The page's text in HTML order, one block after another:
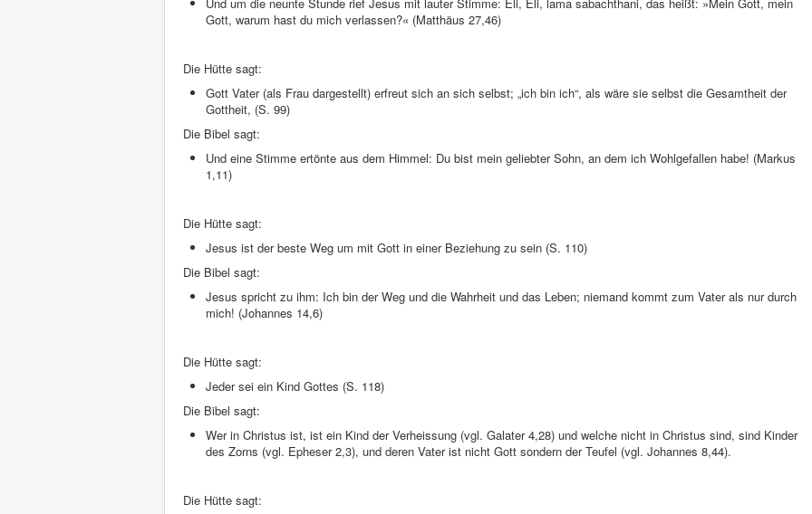
Gott, warum hast du mich verlassen?« (Matthäus 27,46)
Die Hütte sagt:
Gott Vater (als Frau dargestellt) erfreut sich an sich selbst; „ich bin ich“, als wäre sie selbst die Gesamtheit der
Gottheit, (S. 99)
Die Bibel sagt:
Und eine Stimme ertönte aus dem Himmel: Du bist mein geliebter Sohn, an dem ich Wohlgefallen habe! (Markus
1,11)
Die Hütte sagt:
Jesus ist der beste Weg um mit Gott in einer Beziehung zu sein (S. 110)
Die Bibel sagt:
Jesus spricht zu ihm: Ich bin der Weg und die Wahrheit und das Leben; niemand kommt zum Vater als nur durch
mich! (Johannes 14,6)
Die Hütte sagt:
Jeder sei ein Kind Gottes (S. 118)
Die Bibel sagt:
Wer in Christus ist, ist ein Kind der Verheissung (vgl. Galater 4,28) und welche nicht in Christus sind, sind Kinder
des Zorns (vgl. Epheser 2,3), und deren Vater ist nicht Gott sondern der Teufel (vgl. Johannes 8,44).
Die Hütte sagt: